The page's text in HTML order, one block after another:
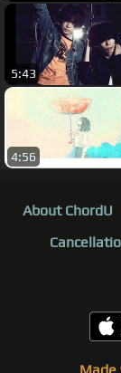
5:43
4:56
About ChordU